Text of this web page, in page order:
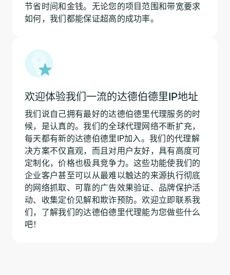
节省时间和金钱。无论您的项目范围和带宽要求
如何，我们都能保证超高的成功率。
欢迎体验我们一流的达德伯德里IP地址
我们说自己拥有最好的达德伯德里代理服务的时
候，是认真的。我们的全球代理网络不断扩充，
每天都有新的达德伯德里IP加入。我们的代理解
决方案不仅直观，而且对用户友好，具有高度可
定制化，价格也极具竞争力。这些功能使我们的
企业客户甚至可以从最难以触达的来源执行彻底
的网络抓取、可靠的广告效果验证、品牌保护活
动、收集定价见解和欺诈预防。欢迎立即联系我
们，了解我们的达德伯德里代理能为您做些什么
吧！